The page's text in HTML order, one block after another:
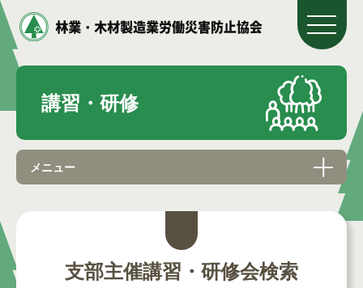
講習・研修
メニュー
支部主催講習・研修会検索